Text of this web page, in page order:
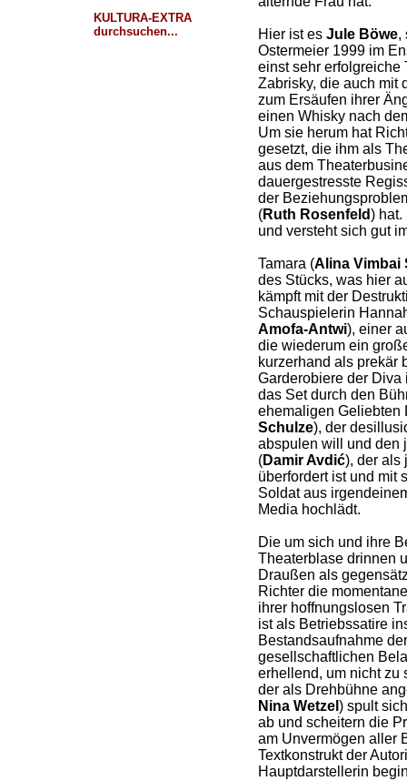
KULTURA-EXTRA
durchsuchen...
Hier ist es Jule Böwe,
Ostermeier 1999 im
einst sehr
Zabrisky, die auch mit
zum Ersäufen ihrer
einen Whisky nach
Um sie herum hat
gesetzt, die ihm als
aus dem
dauergestresste
der
(Ruth Rosenfeld) hat.
und versteht sich gut
Tamara (Alina Vimbai
des Stücks, was hier
kämpft mit der
Schauspielerin
Amofa-Antwi), einer
die wiederum ein
kurzerhand als prekär
Garderobiere der Diva
das Set durch den
ehemaligen Geliebten
Schulze), der
abspulen will und den
(Damir Avdić), der als
überfordert ist und mit
Soldat aus
Media hochlädt.
Die um sich und ihre
Theaterblase drinnen
Draußen als
Richter die
ihrer hoffnungslosen
ist als Betriebssatire
Bestandsaufnahme
gesellschaftlichen
erhellend, um nicht zu
der als Drehbühne
Nina Wetzel ) spult
ab und scheitern die
am Unvermögen aller
Textkonstrukt der
Hauptdarstellerin